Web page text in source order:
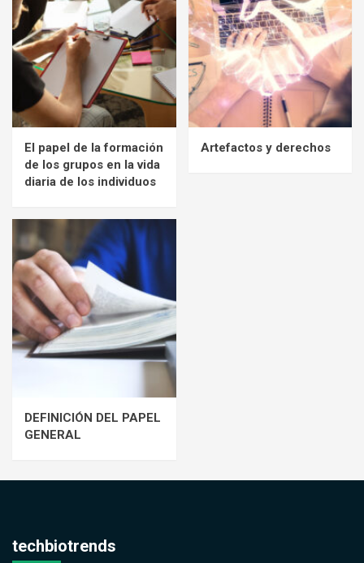
El papel de la formación
de los grupos en la vida
diaria de los individuos
Artefactos y derechos
DEFINICIÓN DEL PAPEL
GENERAL
techbiotrends